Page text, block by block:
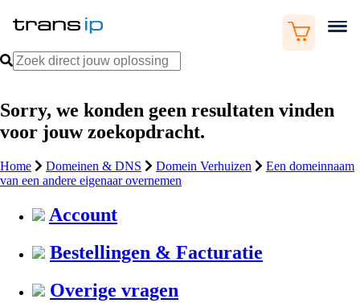
Sorry, we konden geen resultaten vinden
voor jouw zoekopdracht.
Home Domeinen & DNS Domein Verhuizen
Een domeinnaam
van een andere eigenaar overnemen
Account
Bestellingen & Facturatie
Overige vragen